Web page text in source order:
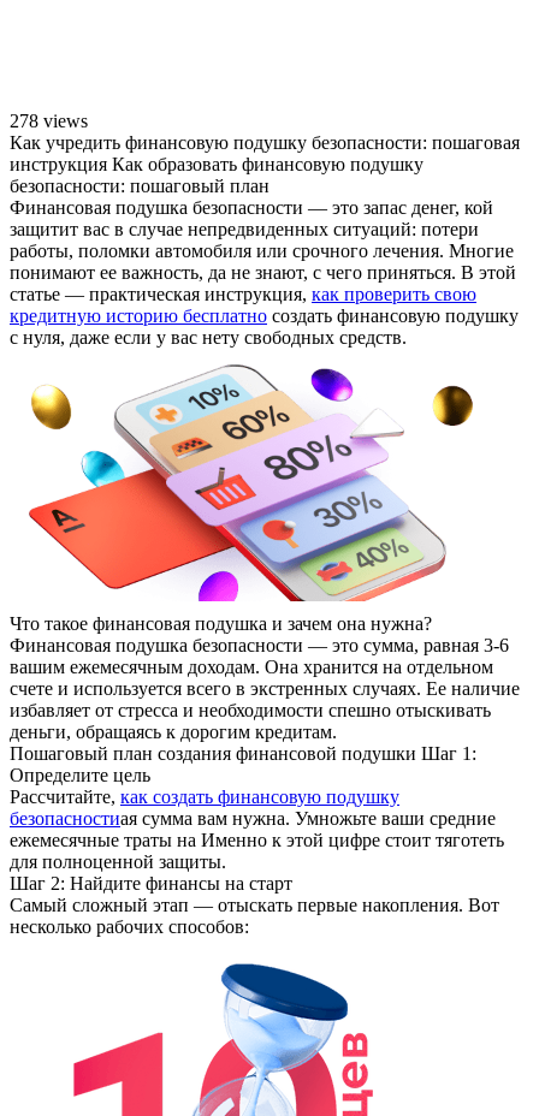
278 views
Как учредить финансовую подушку безопасности: пошаговая
инструкция Как образовать финансовую подушку
безопасности: пошаговый план
Финансовая подушка безопасности — это запас денег, кой
защитит вас в случае непредвиденных ситуаций: потери
работы, поломки автомобиля или срочного лечения. Многие
понимают ее важность, да не знают, с чего приняться. В этой
статье — практическая инструкция, как проверить свою
кредитную историю бесплатно создать финансовую подушку
с нуля, даже если у вас нету свободных средств.
Что такое финансовая подушка и зачем она нужна?
Финансовая подушка безопасности — это сумма, равная 3-6
вашим ежемесячным доходам. Она хранится на отдельном
счете и используется всего в экстренных случаях. Ее наличие
избавляет от стресса и необходимости спешно отыскивать
деньги, обращаясь к дорогим кредитам.
Пошаговый план создания финансовой подушки Шаг 1:
Определите цель
Рассчитайте, как создать финансовую подушку
безопасностиая сумма вам нужна. Умножьте ваши средние
ежемесячные траты на Именно к этой цифре стоит тяготеть
для полноценной защиты.
Шаг 2: Найдите финансы на старт
Самый сложный этап — отыскать первые накопления. Вот
несколько рабочих способов: